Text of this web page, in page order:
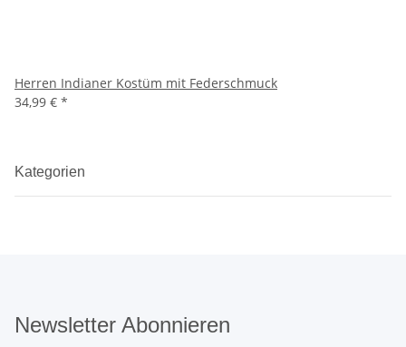
Herren Indianer Kostüm mit Federschmuck
34,99 € *
Kategorien
Newsletter Abonnieren